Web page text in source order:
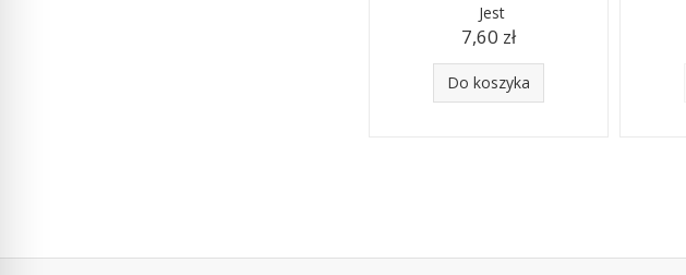
Jest
7,60 zł
Do koszyka